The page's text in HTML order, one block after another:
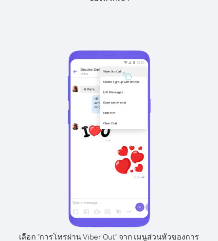
เลือก "การโทรผ่าน Viber Out" จาก เมนูส่วนหัวของการ